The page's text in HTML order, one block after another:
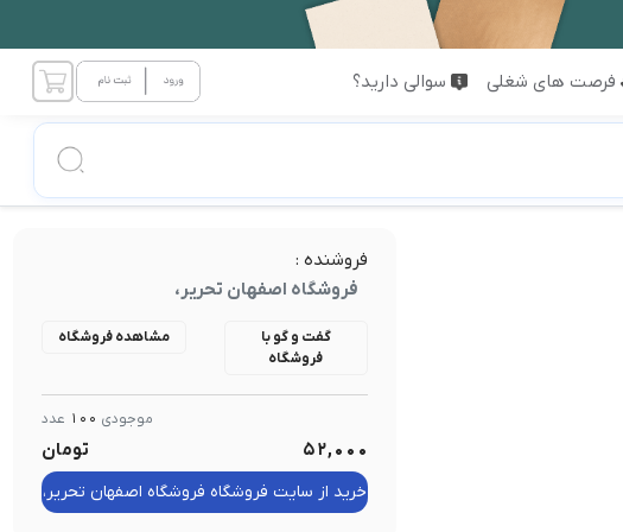
فرصت های شغلی سوالی دارید؟
فروشنده :
فروشگاه اصفهان تحریر،
گفت و گو با
فروشگاه
مشاهده فروشگاه
موجودی 100 عدد
52,000 تومان
خرید از سایت فروشگاه فروشگاه اصفهان تحریر،